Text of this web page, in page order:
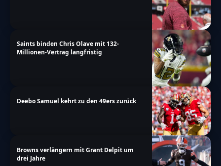
Saints binden Chris Olave mit 132-
Millionen-Vertrag langfristig
Deebo Samuel kehrt zu den 49ers zurück
Browns verlängern mit Grant Delpit um
drei Jahre